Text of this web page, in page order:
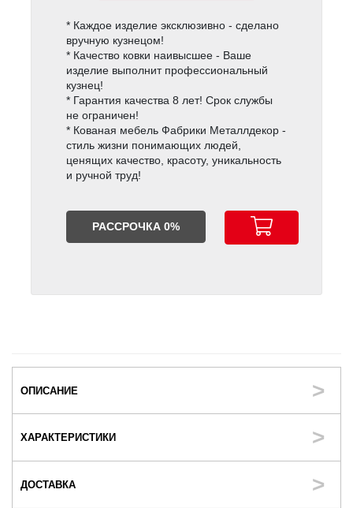
* Каждое изделие эксклюзивно - сделано
вручную кузнецом!
* Качество ковки наивысшее - Ваше
изделие выполнит профессиональный
кузнец!
* Гарантия качества 8 лет! Срок службы
не ограничен!
* Кованая мебель Фабрики Металлдекор -
стиль жизни понимающих людей,
ценящих качество, красоту, уникальность
и ручной труд!
РАССРОЧКА 0%
ОПИСАНИЕ
ХАРАКТЕРИСТИКИ
ДОСТАВКА